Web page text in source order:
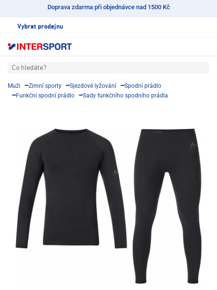
Doprava zdarma při objednávce nad 1500 Kč
Vybrat prodejnu
Co hledáte?
Muži Zimní sporty Sjezdové lyžování
Spodní prádlo
Funkční spodní prádlo
Sady funkčního spodního prádla